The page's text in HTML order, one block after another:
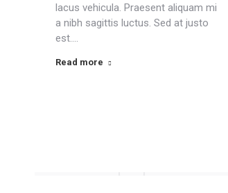
lacus vehicula. Praesent aliquam mi
a nibh sagittis luctus. Sed at justo
est.…
Read more